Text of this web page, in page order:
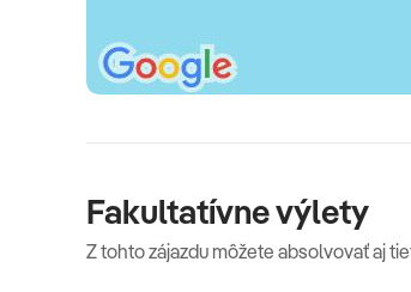
*****
Fakultatívne výlety
Z tohto zájazdu môžete absolvovať aj